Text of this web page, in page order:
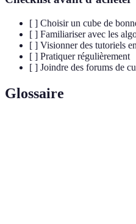
[ ] Choisir un cube de
[ ] Familiariser avec les
[ ] Visionner des tutoriels
[ ] Pratiquer régulièrement
[ ] Joindre des forums de
Glossaire